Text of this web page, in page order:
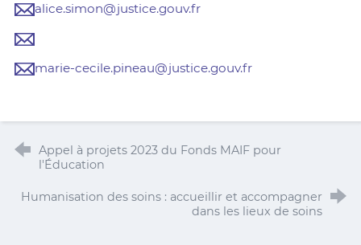
alice.simon@justice.gouv.fr
marie-cecile.pineau@justice.gouv.fr
Appel à projets 2023 du Fonds MAIF pour
l'Éducation
Humanisation des soins : accueillir et accompagner
dans les lieux de soins